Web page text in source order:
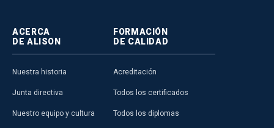
ACERCA
DE ALISON
Nuestra historia
Junta directiva
Nuestro equipo y cultura
FORMACIÓN
DE CALIDAD
Acreditación
Todos los certificados
Todos los diplomas